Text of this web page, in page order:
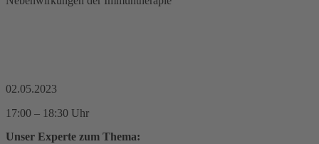
02.05.2023
17:00 – 18:30 Uhr
Unser Experte zum Thema: